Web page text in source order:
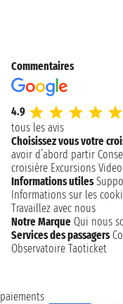
Commentaires
4.9
tous les avis
Choisissez vous votre
avoir d’abord partir
croisière Excursions
Informations utiles
Informations sur les
Travaillez avec nous
Notre Marque Qui nous
Services des passagers
Observatoire Taoticket
paiements